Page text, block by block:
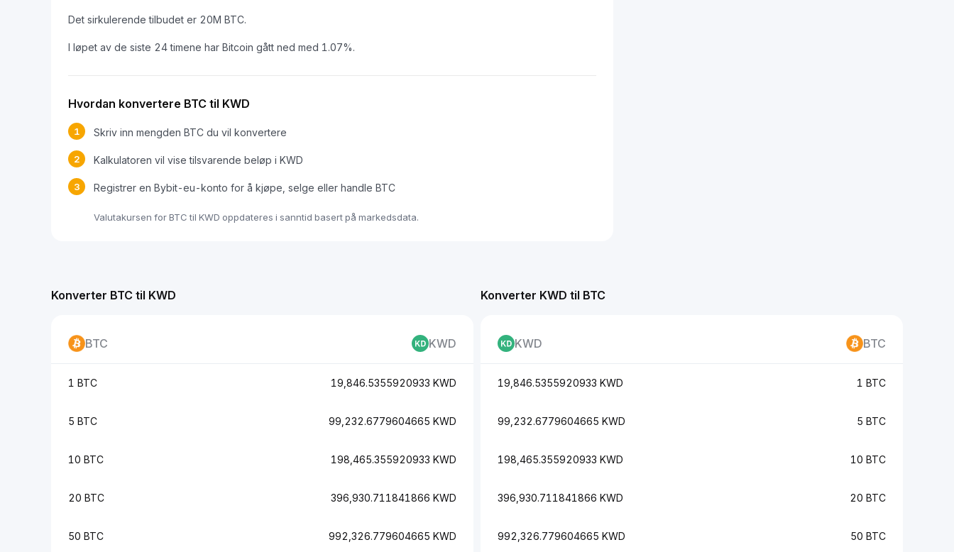
Det sirkulerende tilbudet er 20M BTC.
I løpet av de siste 24 timene har Bitcoin gått ned med 1.07%.
Hvordan konvertere BTC til KWD
1 Skriv inn mengden BTC du vil konvertere
2 Kalkulatoren vil vise tilsvarende beløp i KWD
3 Registrer en Bybit-eu-konto for å kjøpe, selge eller handle BTC
Valutakursen for BTC til KWD oppdateres i sanntid basert på markedsdata.
Konverter BTC til KWD
BTC KWD
1 BTC 19,846.5355920933 KWD
5 BTC 99,232.6779604665 KWD
10 BTC 198,465.355920933 KWD
20 BTC 396,930.711841866 KWD
50 BTC 992,326.779604665 KWD
Konverter KWD til BTC
KWD BTC
19,846.5355920933 KWD 1 BTC
99,232.6779604665 KWD 5 BTC
198,465.355920933 KWD 10 BTC
396,930.711841866 KWD 20 BTC
992,326.779604665 KWD 50 BTC